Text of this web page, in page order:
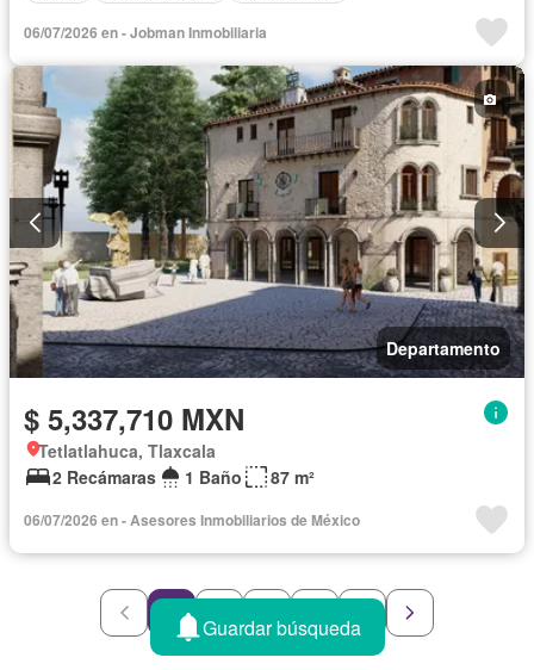
06/07/2026 en - Jobman Inmobiliaria
Departamento
$ 5,337,710 MXN
Tetlatlahuca, Tlaxcala
2 Recámaras
1 Baño 87 m²
06/07/2026 en - Asesores Inmobiliarios de México
Guardar búsqueda